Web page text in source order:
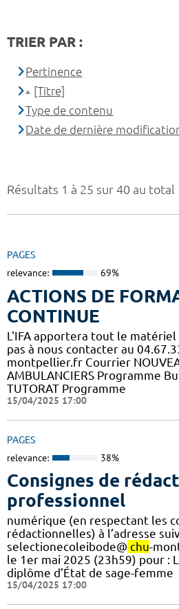
Résultats 1 à 25 sur 40 au total
PAGES
relevance: 69%
ACTIONS DE
CONTINUE
L'IFA apportera tout le matériel
pas à nous contacter au
montpellier.fr Courrier
AMBULANCIERS Programme
TUTORAT Programme
15/04/2025 17:00
PAGES
relevance: 38%
Consignes de
professionnel
numérique (en respectant les
rédactionnelles) à l’adresse
selectionecoleibode@ chu-
le 1er mai 2025 (23h59) pour :
diplôme d’État de sage-femme
15/04/2025 17:00
TRIER PAR :
Pertinence
[Titre]
Type de contenu
Date de dernière